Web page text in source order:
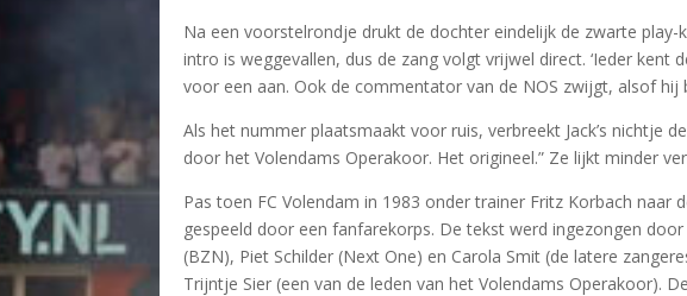
Na een voorstelrondje drukt de dochter eindelijk de zwarte
intro is weggevallen, dus de zang volgt vrijwel direct. ‘Ieder kent
voor een aan. Ook de commentator van de NOS zwijgt, alsof
Als het nummer plaatsmaakt voor ruis, verbreekt Jack’s nichtje
door het Volendams Operakoor. Het origineel.” Ze lijkt minder
Pas toen FC Volendam in 1983 onder trainer Fritz Korbach
gespeeld door een fanfarekorps. De tekst werd ingezongen
(BZN), Piet Schilder (Next One) en Carola Smit (de latere
Trijntje Sier (een van de leden van het Volendams Operakoor).